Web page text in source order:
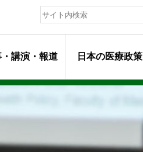
・講演・報道 日本の医療政策